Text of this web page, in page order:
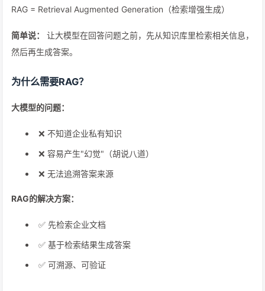
RAG = Retrieval Augmented Generation（检索增强生成）
简单说：
让大模型在回答问题之前，先从知识库里检索相关信息，
然后再生成答案。
为什么需要RAG？
大模型的问题：
❌ 不知道企业私有知识
❌ 容易产生"幻觉"（胡说八道）
❌ 无法追溯答案来源
RAG的解决方案：
✅ 先检索企业文档
✅ 基于检索结果生成答案
✅ 可溯源、可验证